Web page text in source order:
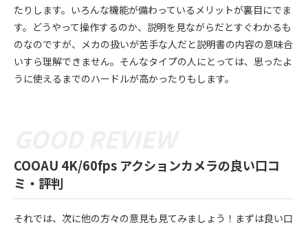
たりします。いろんな機能が備わっているメリットが裏目にでま
す。どうやって操作するのか、説明を見ながらだとすぐわかるも
のなのですが、メカの扱いが苦手な人だと説明書の内容の意味合
いすら理解できません。そんなタイプの人にとっては、思ったよ
うに使えるまでのハードルが高かったりもします。
COOAU 4K/60fps アクションカメラの良い口コ
ミ・評判
それでは、次に他の方々の意見も見てみましょう！まずは良い口